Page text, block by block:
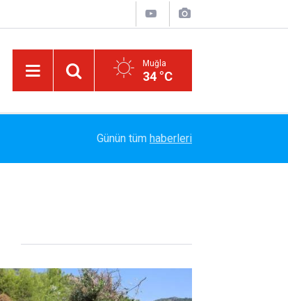
Muğla
34 °C
Bakanlık Veri Sunamadı: Metin Ergun'dan
Günün tüm haberleri